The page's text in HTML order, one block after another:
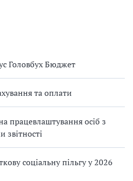
Головбух Бюджет
та оплати
працевлаштування осіб з
звітності
соціальну пільгу у 2026